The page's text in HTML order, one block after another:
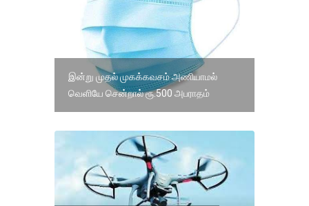
இன்று முதல் முகக்கவசம் அணியாமல்
வெளியே சென்றால் ரூ.500 அபராதம்